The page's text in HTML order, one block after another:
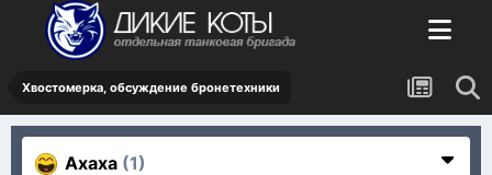
Хвостомерка, обсуждение бронетехники
Ахаха (1)